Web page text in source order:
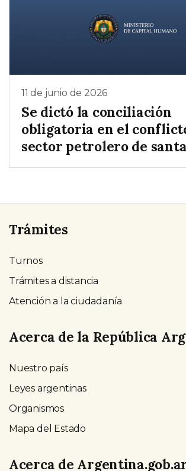
11 de junio de 2026
Se dictó la conciliación
obligatoria en el
sector petrolero de
Trámites
Turnos
Trámites a distancia
Atención a la ciudadanía
Acerca de la República
Nuestro país
Leyes argentinas
Organismos
Mapa del Estado
Acerca de